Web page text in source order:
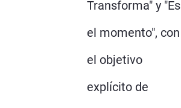
Transforma" y "Es
el momento", con
el objetivo
explícito de